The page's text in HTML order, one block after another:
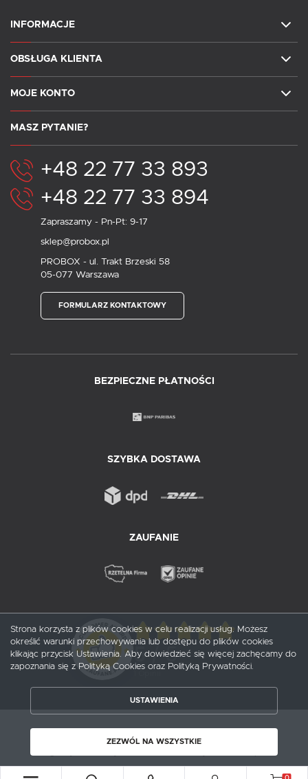
INFORMACJE
OBSŁUGA KLIENTA
MOJE KONTO
MASZ PYTANIE?
+48 22 77 33 893
+48 22 77 33 894
Zapraszamy - Pn-Pt: 9-17
sklep@probox.pl
PROBOX - ul. Trakt Brzeski 58
05-077 Warszawa
FORMULARZ KONTAKTOWY
BEZPIECZNE PŁATNOŚCI
SZYBKA DOSTAWA
ZAUFANIE
5/ 5
Copyright by probox.pl
Strona korzysta z plików cookies w celu realizacji usług. Możesz
określić warunki przechowywania lub dostępu do plików cookies
klikając przycisk Ustawienia. Aby dowiedzieć się więcej zachęcamy do
zapoznania się z Polityką Cookies oraz Polityką Prywatności.
USTAWIENIA
ZEZWÓL NA WSZYSTKIE
ZEZWÓL NA WSZYSTKIE